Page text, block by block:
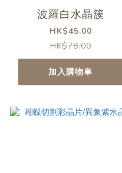
波羅白水晶簇
HK$45.00
HK$78.00
加入購物車